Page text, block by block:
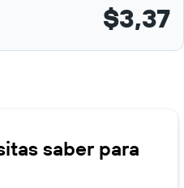
$3,37
saber para